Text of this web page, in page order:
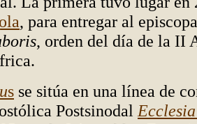
, para entregar al
, orden del día de la II
s se sitúa en una línea de
Postsinodal